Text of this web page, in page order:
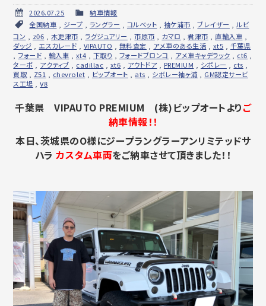
2026.07.25
納車情報
全国納車
ジープ ラングラー コルベット 袖ケ浦市 ,ブレイザー ,ルビ
コン
z06 木更津市 ,ラグジュアリー ,市原市 カマロ ,君津市 直輸入車
ダッジ
エスカレード VIPAUTO 無料査定 アメ車のある生活 xt5
千葉県
,フォード 輸入車 xt4 下取り フォードブロンコ アメ車キャデラック ct6
ターボ
アクティブ cadillac xt6 アウトドア, PREMIUM シボレー cts
買取
Z51 chevrolet ビップオート ats シボレー袖ヶ浦
GM認定サービ
ス工場 ,V8
千葉県 VIPAUTO PREMIUM (株)ビップオートよりご
納車情報！！
本日、茨城県のO様にジープラングラーアンリミテッドサ
ハラカスタム車両をご納車させて頂きました！！